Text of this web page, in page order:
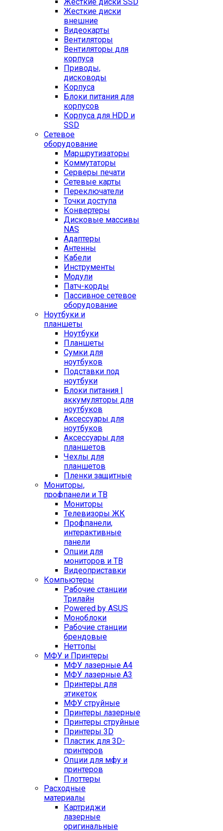
Жесткие диски
внешние
Видеокарты
Вентиляторы
Вентиляторы для
корпуса
Приводы,
дисководы
Корпуса
Блоки питания для
корпусов
Корпуса для HDD и
SSD
Сетевое
оборудование
Маршрутизаторы
Коммутаторы
Серверы печати
Сетевые карты
Переключатели
Точки доступа
Конвертеры
Дисковые массивы
NAS
Адаптеры
Антенны
Кабели
Инструменты
Модули
Патч-корды
Пассивное сетевое
оборудование
Ноутбуки и
планшеты
Ноутбуки
Планшеты
Сумки для
ноутбуков
Подставки под
ноутбуки
Блоки питания |
аккумуляторы для
ноутбуков
Аксессуары для
ноутбуков
Аксессуары для
планшетов
Чехлы для
планшетов
Пленки защитные
Мониторы,
профпанели и ТВ
Мониторы
Телевизоры ЖК
Профпанели,
интерактивные
панели
Опции для
мониторов и ТВ
Видеоприставки
Компьютеры
Рабочие станции
Трилайн
Powered by ASUS
Моноблоки
Рабочие станции
брендовые
Неттопы
МФУ и Принтеры
МФУ лазерные А4
МФУ лазерные А3
Принтеры для
этикеток
МФУ струйные
Принтеры лазерные
Принтеры струйные
Принтеры 3D
Пластик для 3D-
принтеров
Опции для мфу и
принтеров
Плоттеры
Расходные
материалы
Картриджи
лазерные
оригинальные